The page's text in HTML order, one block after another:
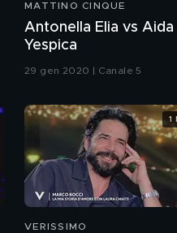
MATTINO CINQUE
Antonella Elia vs Aida
Yespica
29 gen 2020 | Canale 5
VERISSIMO
1